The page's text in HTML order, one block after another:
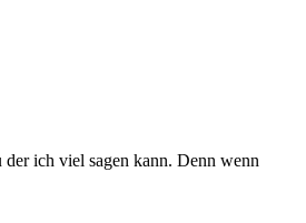
der ich viel sagen kann. Denn wenn